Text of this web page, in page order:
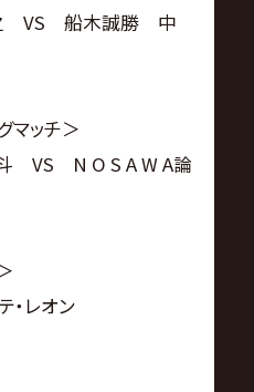
VS 船木誠勝 中
マッチ＞
斗 VS N O S A W A論
レオン